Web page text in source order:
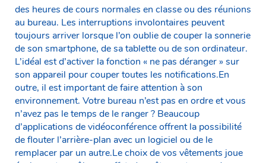
des heures de cours normales en classe ou des réunions
au bureau. Les interruptions involontaires peuvent
toujours arriver lorsque l’on oublie de couper la sonnerie
de son smartphone, de sa tablette ou de son ordinateur.
L’idéal est d’activer la fonction « ne pas déranger » sur
son appareil pour couper toutes les notifications.En
outre, il est important de faire attention à son
environnement. Votre bureau n’est pas en ordre et vous
n’avez pas le temps de le ranger ? Beaucoup
d’applications de vidéoconférence offrent la possibilité
de flouter l’arrière-plan avec un logiciel ou de le
remplacer par un autre.Le choix de vos vêtements joue